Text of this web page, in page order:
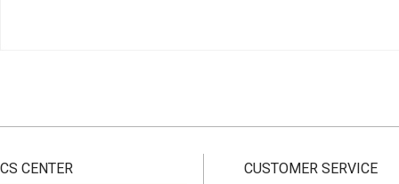
CS CENTER CUSTOMER SERVICE